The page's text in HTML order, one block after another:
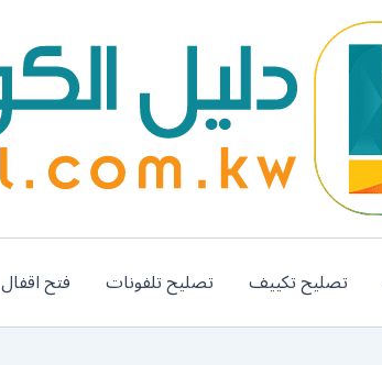
تصليح تكييف تصليح تلفونات فتح اقفال